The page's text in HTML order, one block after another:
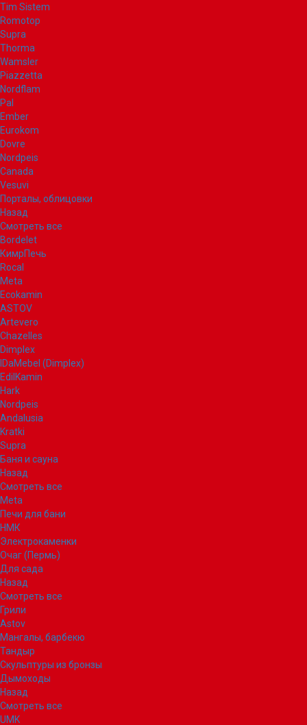
Tim Sistem
Romotop
Supra
Thorma
Wamsler
Piazzetta
Nordflam
Pal
Ember
Eurokom
Dovre
Nordpeis
Canada
Vesuvi
Порталы, облицовки
Назад
Смотреть все
Bordelet
КимрПечь
Rocal
Meta
Ecokamin
ASTOV
Artevero
Chazelles
Dimplex
IDaMebel (Dimplex)
EdilKamin
Hark
Nordpeis
Andalusia
Kratki
Supra
Баня и сауна
Назад
Смотреть все
Meta
Печи для бани
НМК
Электрокаменки
Очаг (Пермь)
Для сада
Назад
Смотреть все
Грили
Astov
Мангалы, барбекю
Тандыр
Скульптуры из бронзы
Дымоходы
Назад
Смотреть все
UMK